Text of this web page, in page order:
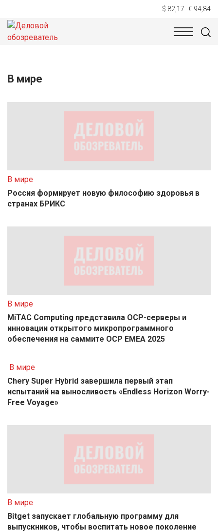
$ 82,17 € 94,84
НОВОСТИ
В мире
В мире
Россия формирует новую философию здоровья в
странах БРИКС
В мире
MiTAC Computing представила OCP-серверы и
инновации открытого микропрограммного
обеспечения на саммите OCP EMEA 2025
В мире
Chery Super Hybrid завершила первый этап
испытаний на выносливость «Endless Horizon Worry-
Free Voyage»
В мире
Bitget запускает глобальную программу для
выпускников, чтобы воспитать новое поколение